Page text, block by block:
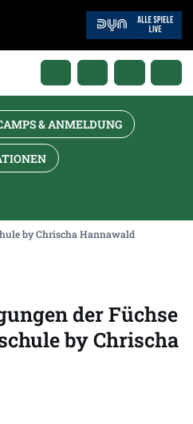
& ANMELDUNG
by Chrischa Hannawald
der Füchse
by Chrischa